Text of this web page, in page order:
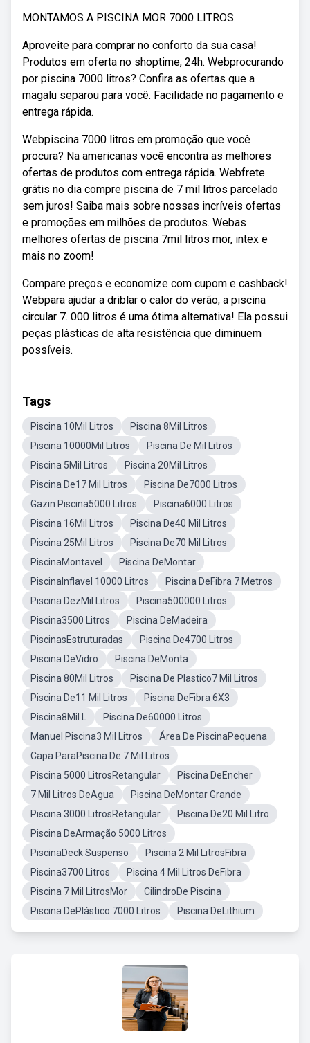
MONTAMOS A PISCINA MOR 7000 LITROS.
Aproveite para comprar no conforto da sua casa!
Produtos em oferta no shoptime, 24h. Webprocurando
por piscina 7000 litros? Confira as ofertas que a
magalu separou para você. Facilidade no pagamento e
entrega rápida.
Webpiscina 7000 litros em promoção que você
procura? Na americanas você encontra as melhores
ofertas de produtos com entrega rápida. Webfrete
grátis no dia compre piscina de 7 mil litros parcelado
sem juros! Saiba mais sobre nossas incríveis ofertas
e promoções em milhões de produtos. Webas
melhores ofertas de piscina 7mil litros mor, intex e
mais no zoom!
Compare preços e economize com cupom e cashback!
Webpara ajudar a driblar o calor do verão, a piscina
circular 7. 000 litros é uma ótima alternativa! Ela possui
peças plásticas de alta resistência que diminuem
possíveis.
Tags
Piscina 10Mil Litros
Piscina 8Mil Litros
Piscina 10000Mil Litros
Piscina De Mil Litros
Piscina 5Mil Litros
Piscina 20Mil Litros
Piscina De17 Mil Litros
Piscina De7000 Litros
Gazin Piscina5000 Litros
Piscina6000 Litros
Piscina 16Mil Litros
Piscina De40 Mil Litros
Piscina 25Mil Litros
Piscina De70 Mil Litros
PiscinaMontavel
Piscina DeMontar
PiscinaInflavel 10000 Litros
Piscina DeFibra 7 Metros
Piscina DezMil Litros
Piscina500000 Litros
Piscina3500 Litros
Piscina DeMadeira
PiscinasEstruturadas
Piscina De4700 Litros
Piscina DeVidro
Piscina DeMonta
Piscina 80Mil Litros
Piscina De Plastico7 Mil Litros
Piscina De11 Mil Litros
Piscina DeFibra 6X3
Piscina8Mil L
Piscina De60000 Litros
Manuel Piscina3 Mil Litros
Área De PiscinaPequena
Capa ParaPiscina De 7 Mil Litros
Piscina 5000 LitrosRetangular
Piscina DeEncher
7 Mil Litros DeAgua
Piscina DeMontar Grande
Piscina 3000 LitrosRetangular
Piscina De20 Mil Litro
Piscina DeArmação 5000 Litros
PiscinaDeck Suspenso
Piscina 2 Mil LitrosFibra
Piscina3700 Litros
Piscina 4 Mil Litros DeFibra
Piscina 7 Mil LitrosMor
CilindroDe Piscina
Piscina DePlástico 7000 Litros
Piscina DeLithium